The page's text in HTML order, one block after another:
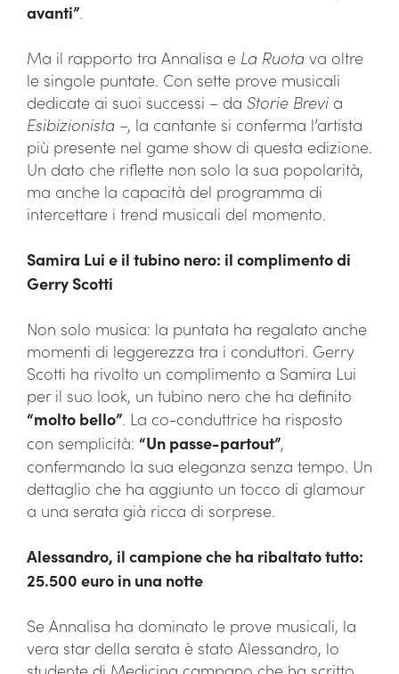
avanti”.
Ma il rapporto tra Annalisa e La Ruota va oltre
le singole puntate. Con sette prove musicali
dedicate ai suoi successi – da Storie Brevi a
Esibizionista –, la cantante si conferma l’artista
più presente nel game show di questa edizione.
Un dato che riflette non solo la sua popolarità,
ma anche la capacità del programma di
intercettare i trend musicali del momento.
Samira Lui e il tubino nero: il complimento di
Gerry Scotti
Non solo musica: la puntata ha regalato anche
momenti di leggerezza tra i conduttori. Gerry
Scotti ha rivolto un complimento a Samira Lui
per il suo look, un tubino nero che ha definito
“molto bello”. La co-conduttrice ha risposto
con semplicità: “Un passe-partout”,
confermando la sua eleganza senza tempo. Un
dettaglio che ha aggiunto un tocco di glamour
a una serata già ricca di sorprese.
Alessandro, il campione che ha ribaltato tutto:
25.500 euro in una notte
Se Annalisa ha dominato le prove musicali, la
vera star della serata è stato Alessandro, lo